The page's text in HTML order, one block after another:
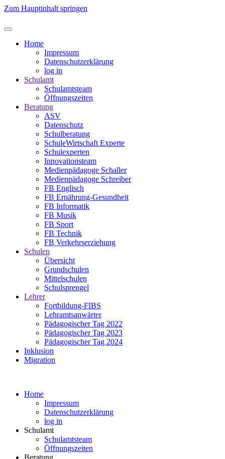
Zum Hauptinhalt springen
Home
Impressum
Datenschutzerklärung
log in
Schulamt
Schulamtsteam
Öffnungszeiten
Beratung
ASV
Datenschutz
Schulberatung
SchuleWirtschaft Experte
Schulexperten
Innovationsteam
Medienpädagoge Schaller
Medienpädagoge Schreiber
FB Englisch
FB Ernährung-Gesundheit
FB Informatik
FB Musik
FB Sport
FB Technik
FB Verkehrserziehung
Schulen
Übersicht
Grundschulen
Mittelschulen
Schulsprengel
Lehrer
Fortbildung-FIBS
Lehramtsanwärter
Pädagogischer Tag 2022
Pädagogischer Tag 2023
Pädagogischer Tag 2024
Inklusion
Migration
Home
Impressum
Datenschutzerklärung
log in
Schulamt
Schulamtsteam
Öffnungszeiten
Beratung